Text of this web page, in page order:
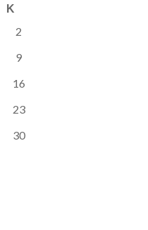
Κ
2
9
16
23
30